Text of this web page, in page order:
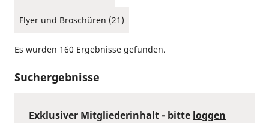
Flyer und Broschüren (21)
Es wurden 160 Ergebnisse gefunden.
Suchergebnisse
Exklusiver Mitgliederinhalt - bitte loggen